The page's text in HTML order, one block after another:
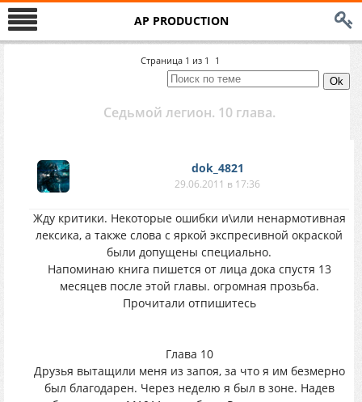
AP PRODUCTION
Страница 1 из 1 1
Седьмой легион. 10 глава.
dok_4821
29.06.2011 в 17:36
Жду критики. Некоторые ошибки и\или ненармотивная
лексика, а также слова с яркой экспресивной окраской
были допущены специально.
Напоминаю книга пишется от лица дока спустя 13
месяцев после этой главы. огромная прозьба.
Прочитали отпишитесь
Глава 10
Друзья вытащили меня из запоя, за что я им безмерно
был благодарен. Через неделю я был в зоне. Надев